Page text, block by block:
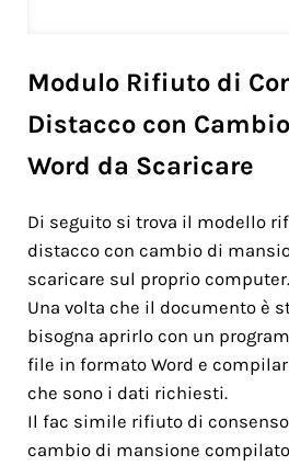
Modulo Rifiuto di
Distacco con
Word da Scaricare
Di seguito si trova il modello
distacco con cambio di
scaricare sul proprio computer.
Una volta che il documento è
bisogna aprirlo con un
file in formato Word e
che sono i dati richiesti.
Il fac simile rifiuto di
cambio di mansione